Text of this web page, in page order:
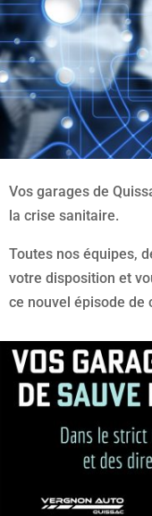
Vos garages de
la crise sanitaire.
Toutes nos équipes,
votre disposition et
ce nouvel épisode de